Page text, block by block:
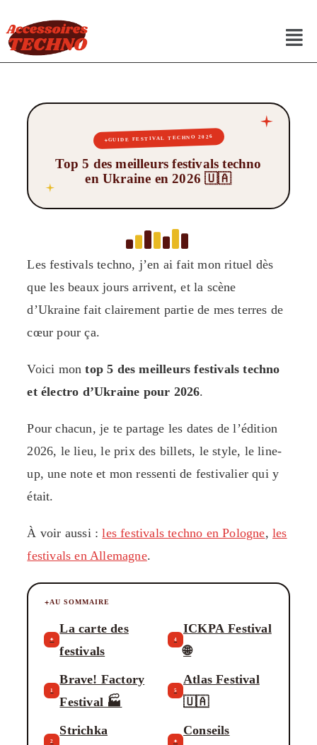
GUIDE FESTIVAL TECHNO 2026
Top 5 des meilleurs festivals techno
en Ukraine en 2026 🇺🇦
Les festivals techno, j’en ai fait mon rituel dès
que les beaux jours arrivent, et la scène
d’Ukraine fait clairement partie de mes terres de
cœur pour ça.
Voici montop 5 des meilleurs festivals techno
et électro d’Ukraine pour 2026.
Pour chacun, je te partage les dates de l’édition
2026, le lieu, le prix des billets, le style, le line-
up, une note et mon ressenti de festivalier qui y
était.
À voir aussi :les festivals techno en Pologne,les
festivals en Allemagne.
AU SOMMAIRE
✦
La carte des
festivals
1
Brave! Factory
Festival 🏭
2
Strichka
4
ICKPA Festival
🌐
5
Atlas Festival
🇺🇦
✦
Conseils